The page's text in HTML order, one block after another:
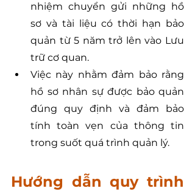
nhiệm chuyển gửi những hồ
sơ và tài liệu có thời hạn bảo
quản từ 5 năm trở lên vào Lưu
trữ cơ quan.
Việc này nhằm đảm bảo rằng
hồ sơ nhân sự được bảo quản
đúng quy định và đảm bảo
tính toàn vẹn của thông tin
trong suốt quá trình quản lý.
Hướng dẫn quy trình